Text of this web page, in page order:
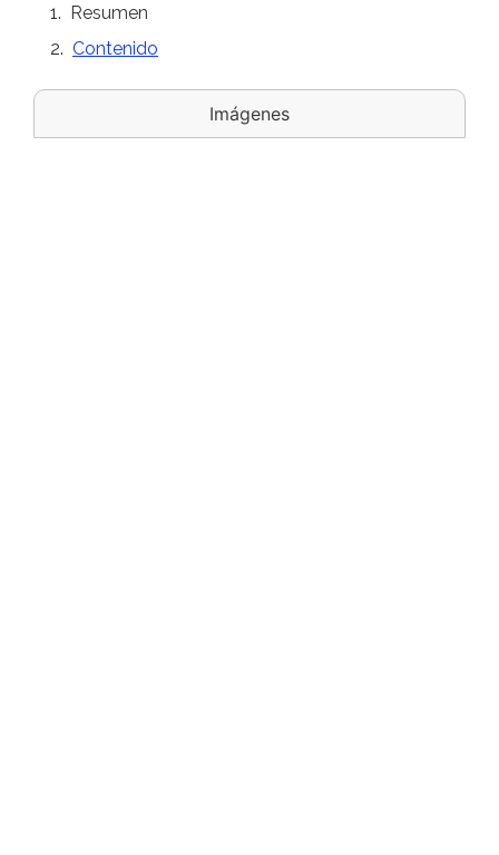
Imágenes
Resumen
Contenido